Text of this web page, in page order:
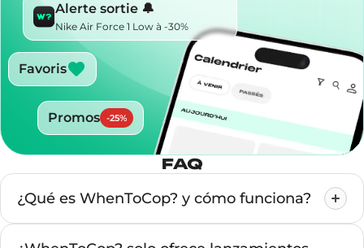
Alerte sortie 🔔
Nike Air Force 1 Low à -30%
Favoris
Promos -25%
FAQ
¿Qué es WhenToCop? y cómo funciona?